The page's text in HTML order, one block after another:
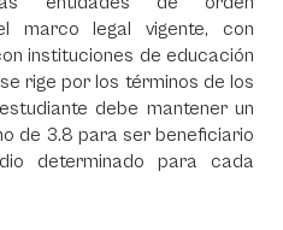
marco legal vigente, con
instituciones de educación
rige por los términos de los
debe mantener un
de 3.8 para ser beneficiario
determinado para cada